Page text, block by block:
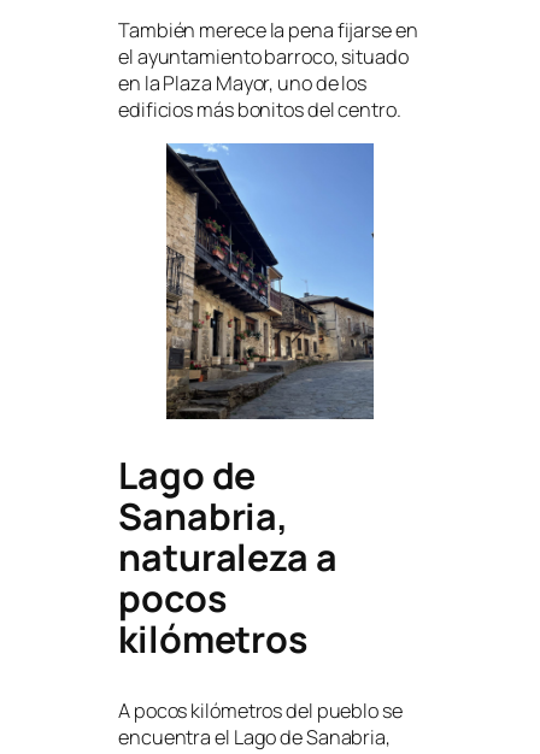
También merece la pena fijarse en
el ayuntamiento barroco, situado
en la Plaza Mayor, uno de los
edificios más bonitos del centro.
Lago de
Sanabria,
naturaleza a
pocos
kilómetros
A pocos kilómetros del pueblo se
encuentra el Lago de Sanabria,